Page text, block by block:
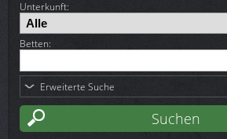
Unterkunft:
Betten:
Erweiterte Suche